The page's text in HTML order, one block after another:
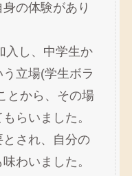
の体験があり
入し、中学生か
立場(学生ボラ
とから、その場
らいました。
され、自分の
わいました。